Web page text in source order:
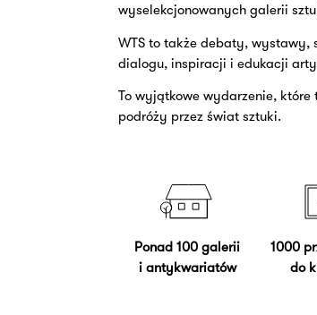
wyselekcjonowanych galerii
WTS to także debaty, wystawy,
dialogu, inspiracji i edukacji
To wyjątkowe wydarzenie, które
podróży przez świat sztuki.
Ponad 100 galerii
i antykwariatów
1000
do